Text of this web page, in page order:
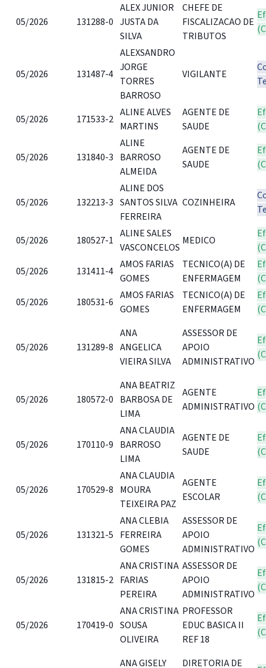
05/2026 131288-0
ALEX JUNIOR
JUSTA DA
SILVA
CHEFE DE
FISCALIZACAO DE
TRIBUTOS
05/2026 131487-4
ALEXSANDRO
JORGE
TORRES
BARROSO
VIGILANTE
05/2026 171533-2
ALINE ALVES
MARTINS
AGENTE DE
SAUDE
05/2026 131840-3
ALINE
BARROSO
ALMEIDA
AGENTE DE
SAUDE
05/2026 132213-3
ALINE DOS
SANTOS SILVA
FERREIRA
COZINHEIRA
05/2026 180527-1
ALINE SALES
VASCONCELOS
MEDICO
05/2026
131411-4
AMOS FARIAS
GOMES
TECNICO(A) DE
ENFERMAGEM
05/2026
180531-6
AMOS FARIAS
GOMES
TECNICO(A) DE
ENFERMAGEM
05/2026 131289-8
ANA
ANGELICA
VIEIRA SILVA
ASSESSOR DE
APOIO
ADMINISTRATIVO
05/2026 180572-0
ANA BEATRIZ
BARBOSA DE
LIMA
AGENTE
ADMINISTRATIVO
05/2026 170110-9
ANA CLAUDIA
BARROSO
LIMA
AGENTE DE
SAUDE
05/2026 170529-8
ANA CLAUDIA
MOURA
TEIXEIRA PAZ
AGENTE
ESCOLAR
05/2026 131321-5
ANA CLEBIA
FERREIRA
GOMES
ASSESSOR DE
APOIO
ADMINISTRATIVO
05/2026 131815-2
ANA CRISTINA
FARIAS
PEREIRA
ASSESSOR DE
APOIO
ADMINISTRATIVO
05/2026 170419-0
ANA CRISTINA
SOUSA
OLIVEIRA
PROFESSOR
EDUC BASICA II
REF 18
ANA GISELY DIRETORIA DE